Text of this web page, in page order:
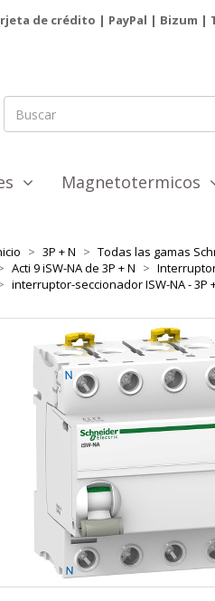
de crédito | PayPal | Bizum |
Magnetotermicos
3P + N Todas las gamas
Acti 9 iSW-NA de 3P + N
interruptor-seccionador ISW-NA - 3P